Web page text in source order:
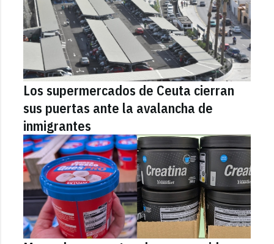
Los supermercados de Ceuta cierran
sus puertas ante la avalancha de
inmigrantes